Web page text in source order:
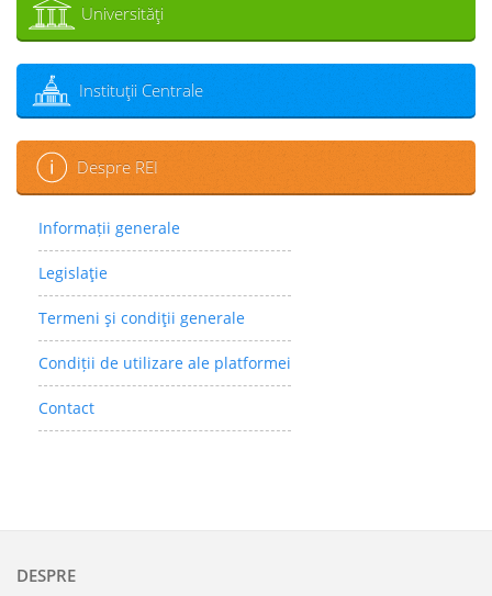
Universităţi
Instituţii Centrale
Despre REI
Informații generale
Legislaţie
Termeni şi condiţii generale
Condiții de utilizare ale platformei
Contact
DESPRE